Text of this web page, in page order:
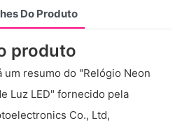
Do Produto
produto
um resumo do "Relógio Neon
Luz LED" fornecido pela
Co., Ltd,